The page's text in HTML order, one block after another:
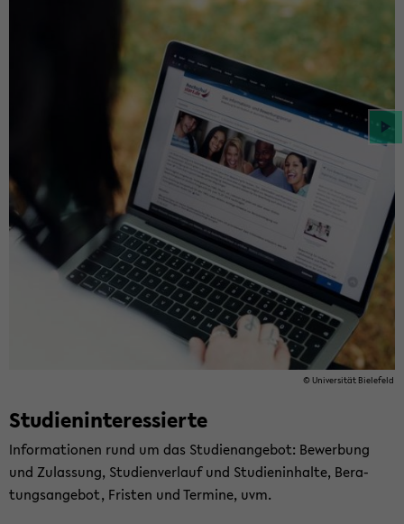
© Uni­ver­si­tät Bie­le­feld
Stu­di­en­in­ter­es­sier­te
In­for­ma­tio­nen rund um das Stu­di­en­an­ge­bot: Be­wer­bung
und Zu­las­sung, Stu­di­en­ver­lauf und Stu­di­en­in­hal­te, Be­ra­
tungs­an­ge­bot, Fris­ten und Ter­mi­ne, uvm.